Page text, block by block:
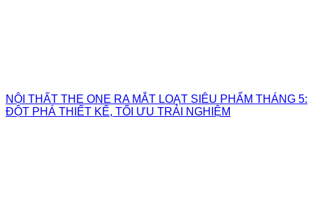
NỘI THẤT THE ONE RA MẮT LOẠT SIÊU PHẨM THÁNG 5:
ĐỘT PHÁ THIẾT KẾ, TỐI ƯU TRẢI NGHIỆM